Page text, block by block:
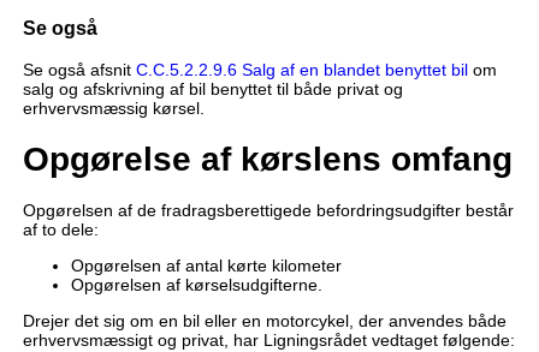
Se også
Se også afsnit C.C.5.2.2.9.6 Salg af en blandet benyttet bilom
salg og afskrivning af bil benyttet til både privat og
erhvervsmæssig kørsel.
Opgørelse af kørslens omfang
Opgørelsen af de fradragsberettigede befordringsudgifter består
af to dele:
Opgørelsen af antal kørte kilometer
Opgørelsen af kørselsudgifterne.
Drejer det sig om en bil eller en motorcykel, der anvendes både
erhvervsmæssigt og privat, har Ligningsrådet vedtaget følgende: